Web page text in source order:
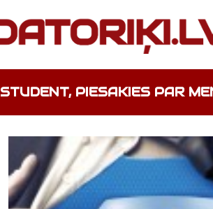
STUDENT, PIESAKIES PAR